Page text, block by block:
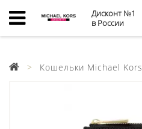
Дисконт №1
в России
Кошельки Michael Kors